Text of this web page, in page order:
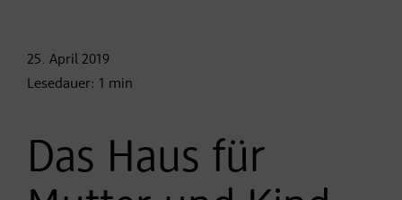
25. April 2019
Lesedauer: 1 min
Das Haus für